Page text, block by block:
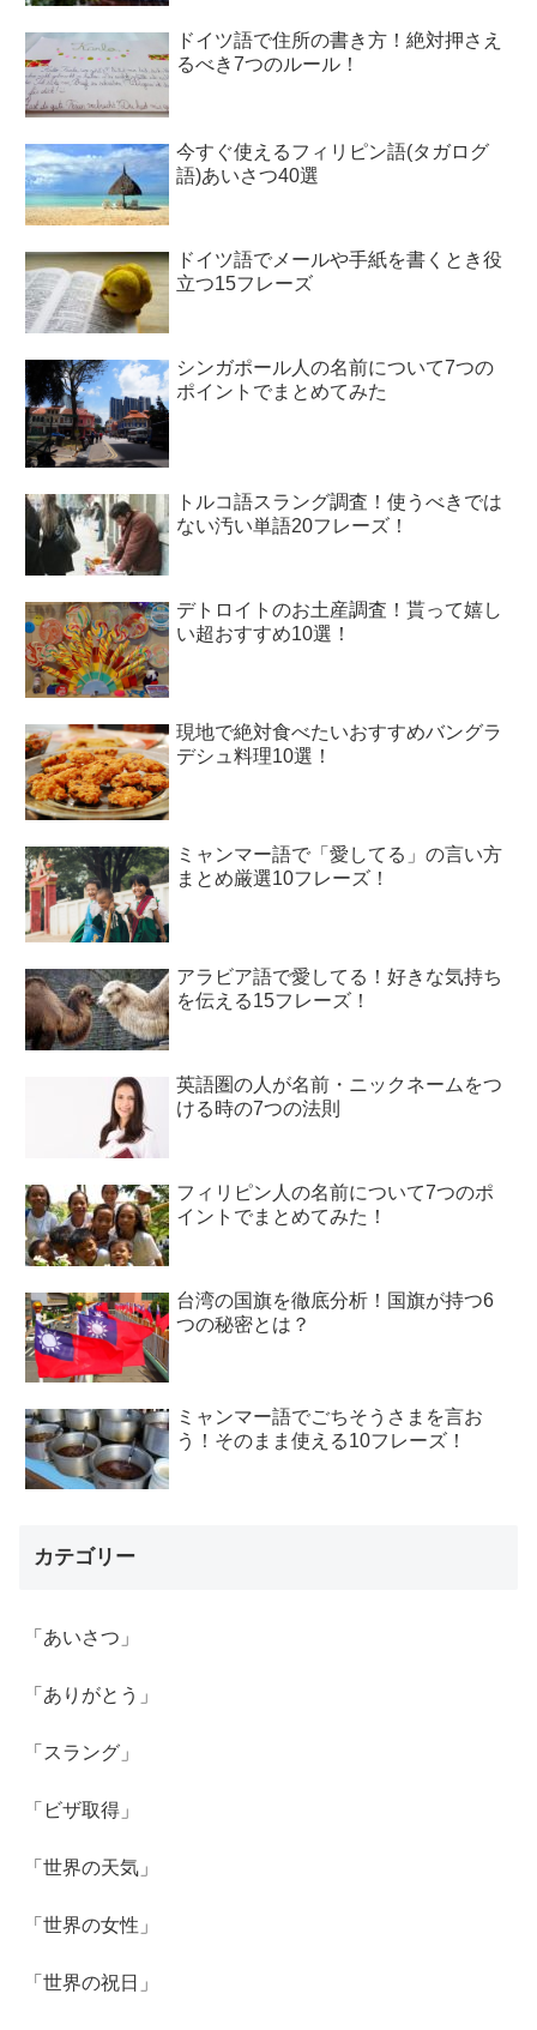
ドイツ語で住所の書き方！絶対押さえ
るべき7つのルール！
今すぐ使えるフィリピン語(タガログ
語)あいさつ40選
ドイツ語でメールや手紙を書くとき役
立つ15フレーズ
シンガポール人の名前について7つの
ポイントでまとめてみた
トルコ語スラング調査！使うべきでは
ない汚い単語20フレーズ！
デトロイトのお土産調査！貰って嬉し
い超おすすめ10選！
現地で絶対食べたいおすすめバングラ
デシュ料理10選！
ミャンマー語で「愛してる」の言い方
まとめ厳選10フレーズ！
アラビア語で愛してる！好きな気持ち
を伝える15フレーズ！
英語圏の人が名前・ニックネームをつ
ける時の7つの法則
フィリピン人の名前について7つのポ
イントでまとめてみた！
台湾の国旗を徹底分析！国旗が持つ6
つの秘密とは？
ミャンマー語でごちそうさまを言お
う！そのまま使える10フレーズ！
カテゴリー
「あいさつ」
「ありがとう」
「スラング」
「ビザ取得」
「世界の天気」
「世界の女性」
「世界の祝日」